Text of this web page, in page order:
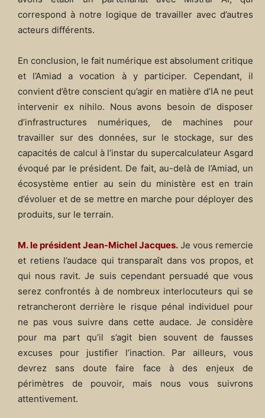
correspond à notre logique de travailler avec d’autres
acteurs différents.
En conclusion, le fait numérique est absolument critique
et l’Amiad a vocation à y participer. Cependant, il
convient d’être conscient qu’agir en matière d’IA ne peut
intervenir ex nihilo. Nous avons besoin de disposer
d’infrastructures numériques, de machines pour
travailler sur des données, sur le stockage, sur des
capacités de calcul à l’instar du supercalculateur Asgard
évoqué par le président. De fait, au-delà de l’Amiad, un
écosystème entier au sein du ministère est en train
d’évoluer et de se mettre en marche pour déployer des
produits, sur le terrain.
M. le président Jean-Michel Jacques. Je vous remercie
et retiens l’audace qui transparaît dans vos propos, et
qui nous ravit. Je suis cependant persuadé que vous
serez confrontés à de nombreux interlocuteurs qui se
retrancheront derrière le risque pénal individuel pour
ne pas vous suivre dans cette audace. Je considère
pour ma part qu’il s’agit bien souvent de fausses
excuses pour justifier l’inaction. Par ailleurs, vous
devrez sans doute faire face à des enjeux de
périmètres de pouvoir, mais nous vous suivrons
attentivement.